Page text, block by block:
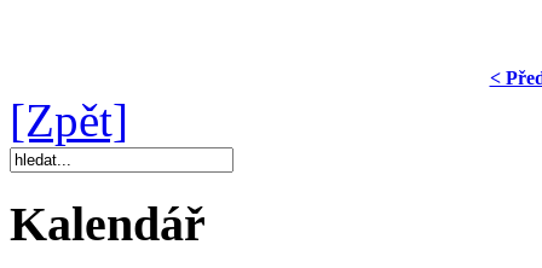
<
[Zpět]
Kalendář